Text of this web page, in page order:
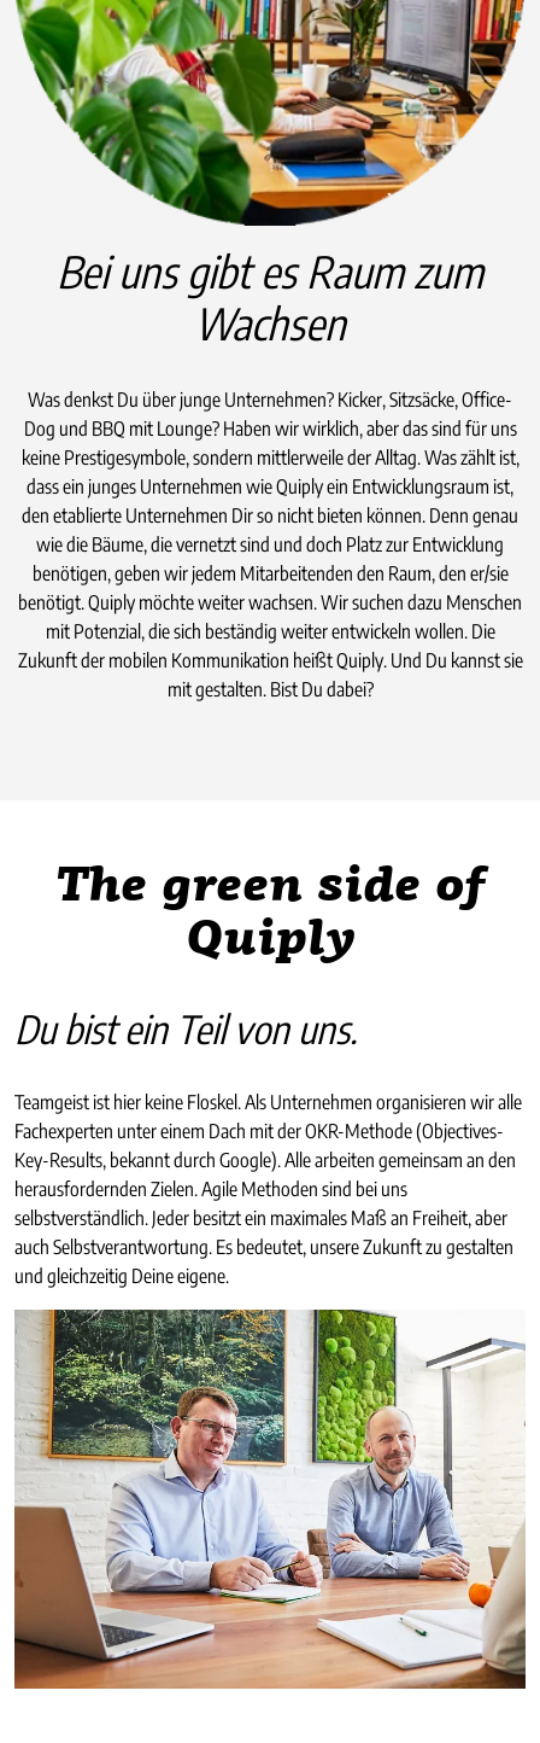
Bei uns gibt es Raum zum
Wachsen
Was denkst Du über junge Unternehmen? Kicker, Sitzsäcke, Office-
Dog und BBQ mit Lounge? Haben wir wirklich, aber das sind für uns
keine Prestigesymbole, sondern mittlerweile der Alltag. Was zählt ist,
dass ein junges Unternehmen wie Quiply ein Entwicklungsraum ist,
den etablierte Unternehmen Dir so nicht bieten können. Denn genau
wie die Bäume, die vernetzt sind und doch Platz zur Entwicklung
benötigen, geben wir jedem Mitarbeitenden den Raum, den er/sie
benötigt. Quiply möchte weiter wachsen. Wir suchen dazu Menschen
mit Potenzial, die sich beständig weiter entwickeln wollen. Die
Zukunft der mobilen Kommunikation heißt Quiply. Und Du kannst sie
mit gestalten. Bist Du dabei?
The green side of
Quiply
Du bist ein Teil von uns.
Teamgeist ist hier keine Floskel. Als Unternehmen organisieren wir alle
Fachexperten unter einem Dach mit der OKR-Methode (Objectives-
Key-Results, bekannt durch Google). Alle arbeiten gemeinsam an den
herausfordernden Zielen. Agile Methoden sind bei uns
selbstverständlich. Jeder besitzt ein maximales Maß an Freiheit, aber
auch Selbstverantwortung. Es bedeutet, unsere Zukunft zu gestalten
und gleichzeitig Deine eigene.